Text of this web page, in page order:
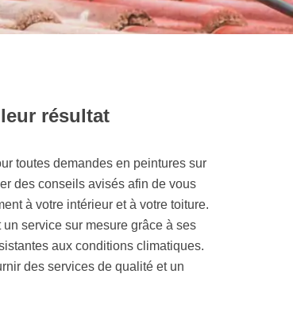
résultat
toutes demandes en peintures sur
des conseils avisés afin de vous
à votre intérieur et à votre toiture.
service sur mesure grâce à ses
aux conditions climatiques.
des services de qualité et un